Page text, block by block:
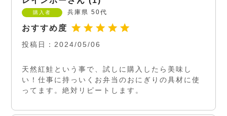
購入者 兵庫県 50代
投稿日 2024/05/06
天然紅鮭という事で、試しに購入したら美味し
い！仕事に持っいくお弁当のおにぎりの具材に使
ってます。絶対リピートします。